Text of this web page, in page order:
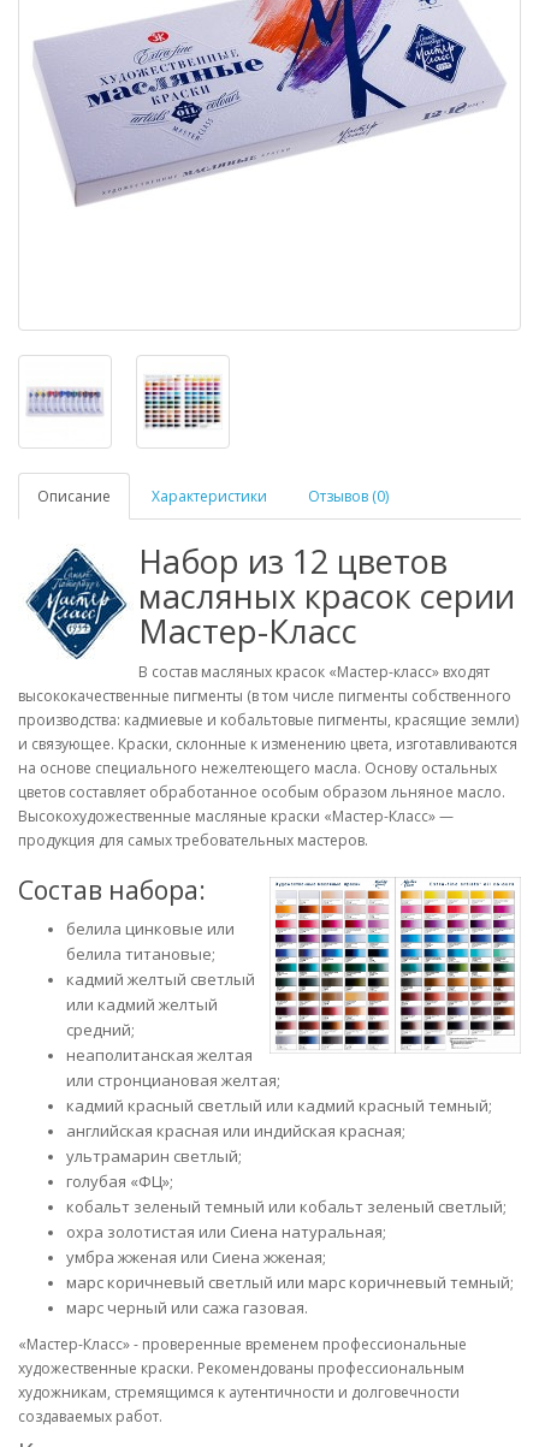
Описание Характеристики Отзывов (0)
Набор из 12 цветов
масляных красок серии
Мастер-Класс
В состав масляных красок «Мастер-класс» входят
высококачественные пигменты (в том числе пигменты собственного
производства: кадмиевые и кобальтовые пигменты, красящие земли)
и связующее. Краски, склонные к изменению цвета, изготавливаются
на основе специального нежелтеющего масла. Основу остальных
цветов составляет обработанное особым образом льняное масло.
Высокохудожественные масляные краски «Мастер-Класс» —
продукция для самых требовательных мастеров.
Состав набора:
белила цинковые или
белила титановые;
кадмий желтый светлый
или кадмий желтый
средний;
неаполитанская желтая
или стронциановая желтая;
кадмий красный светлый или кадмий красный темный;
английская красная или индийская красная;
ультрамарин светлый;
голубая «ФЦ»;
кобальт зеленый темный или кобальт зеленый светлый;
охра золотистая или Сиена натуральная;
умбра жженая или Сиена жженая;
марс коричневый светлый или марс коричневый темный;
марс черный или сажа газовая.
«Мастер-Класс» - проверенные временем профессиональные
художественные краски. Рекомендованы профессиональным
художникам, стремящимся к аутентичности и долговечности
создаваемых работ.